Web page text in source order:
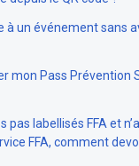
à un événement sans
mon Pass Prévention
pas labellisés FFA et
FFA, comment